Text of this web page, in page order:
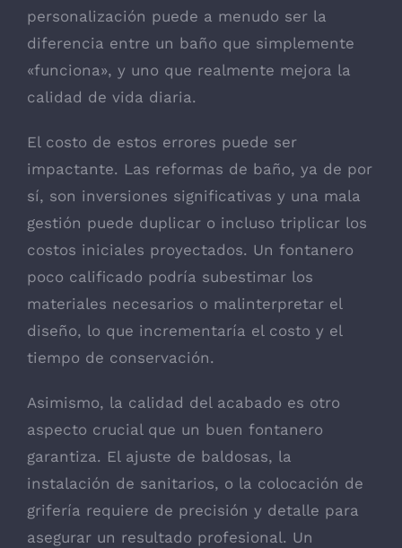
personalización puede a menudo ser la
diferencia entre un baño que simplemente
«funciona», y uno que realmente mejora la
calidad de vida diaria.
El costo de estos errores puede ser
impactante. Las reformas de baño, ya de por
sí, son inversiones significativas y una mala
gestión puede duplicar o incluso triplicar los
costos iniciales proyectados. Un fontanero
poco calificado podría subestimar los
materiales necesarios o malinterpretar el
diseño, lo que incrementaría el costo y el
tiempo de conservación.
Asimismo, la calidad del acabado es otro
aspecto crucial que un buen fontanero
garantiza. El ajuste de baldosas, la
instalación de sanitarios, o la colocación de
grifería requiere de precisión y detalle para
asegurar un resultado profesional. Un